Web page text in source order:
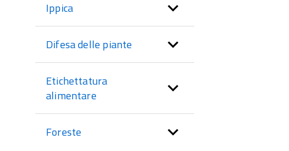
Ippica
Difesa delle piante
Etichettatura
alimentare
Foreste